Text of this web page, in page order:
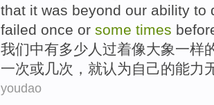
that it was beyond our ability
failed once or some times
我们中有多少人过着像大象一
一次或几次，就认为自己的能力
youdao